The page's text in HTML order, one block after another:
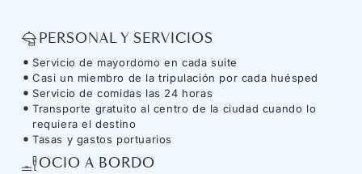
PERSONAL Y SERVICIOS
Servicio de mayordomo en cada suite
Casi un miembro de la tripulación por cada huésped
Servicio de comidas las 24 horas
Transporte gratuito al centro de la ciudad cuando lo
requiera el destino
Tasas y gastos portuarios
OCIO A BORDO